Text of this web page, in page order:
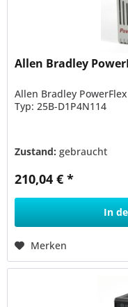
Allen Bradley
Allen Bradley
Typ: 25B-D1P4N114
Zustand:gebraucht
210,04 € *
In
Merken